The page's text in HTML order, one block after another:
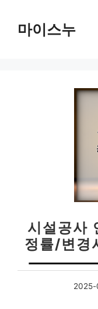
마이스누
시설공사
정률/변경